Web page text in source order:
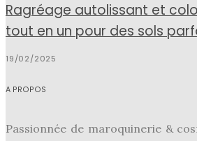
Ragréage autolissant et
tout en un pour des sols
19/02/2025
A PROPOS
Passionnée de maroquinerie &